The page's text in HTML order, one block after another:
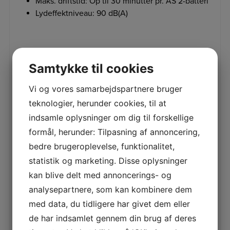
Lydeffektniveau: 90 dB(A)
Relaterede varer
SPAR 8%
STIHL HSA 30 ACCU
HÆKKEKLIPPER INKL.
AS2/AL1
STIHL HSA 30 – Let og
kraftfuld hækkeklipper til
haven STIHL HSA 30 er en
ultralet og ergonomisk ba
1.150,00kr.
LÆS MERE
SPAR 11%
STIHL TSA 300 ACCU
SKÆREMASKINE
STIHL TSA 300 – Kraftfuld
og alsidig batteridrevet
skæremaskine STIHL TSA
300 er en professionel ba
6.650,00kr.
LÆS MERE
Samtykke til cookies
Vi og vores samarbejdspartnere bruger
teknologier, herunder cookies, til at
indsamle oplysninger om dig til forskellige
formål, herunder: Tilpasning af annoncering,
bedre brugeroplevelse, funktionalitet,
statistik og marketing. Disse oplysninger
kan blive delt med annoncerings- og
analysepartnere, som kan kombinere dem
med data, du tidligere har givet dem eller
de har indsamlet gennem din brug af deres